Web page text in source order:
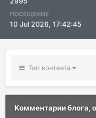
ПОСЕЩЕНИЕ
10 Jul 2026, 17:42:45
Тип контента
Комментарии блога,